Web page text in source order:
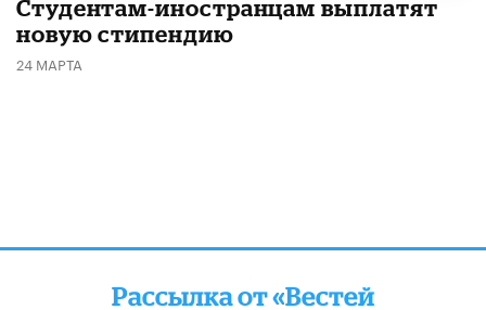
Студентам-иностранцам выплатят
новую стипендию
24 МАРТА
Рассылка от «Вестей